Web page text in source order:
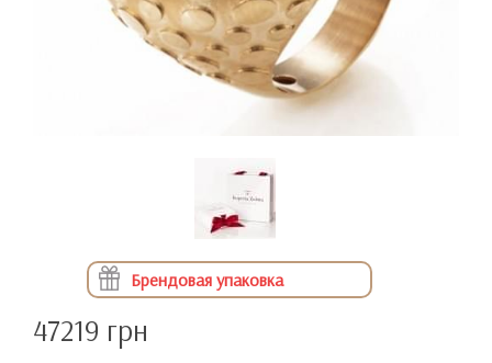
Брендовая упаковка
47219 грн